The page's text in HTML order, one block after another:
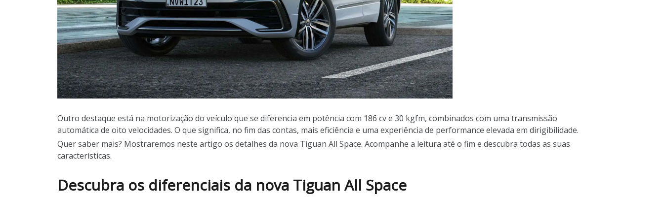
Outro destaque está na motorização do veículo que se diferencia em potência com 186 cv e 30 kgfm, combinados com uma transmissão
automática de oito velocidades. O que significa, no fim das contas, mais eficiência e uma experiência de performance elevada em dirigibilidade.
Quer saber mais? Mostraremos neste artigo os detalhes da nova Tiguan All Space. Acompanhe a leitura até o fim e descubra todas as suas
características.
Descubra os diferenciais da nova Tiguan All Space